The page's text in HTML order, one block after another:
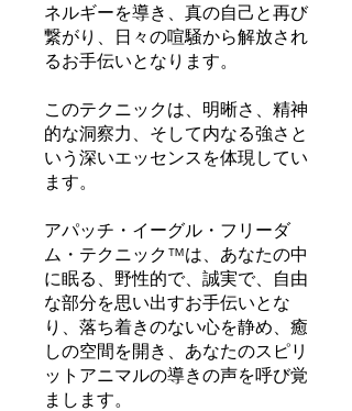
ネルギーを導き、真の自己と再び
繋がり、日々の喧騒から解放され
るお手伝いとなります。
このテクニックは、明晰さ、精神
的な洞察力、そして内なる強さと
いう深いエッセンスを体現してい
ます。
アパッチ・イーグル・フリーダ
ム・テクニック™は、あなたの中
に眠る、野性的で、誠実で、自由
な部分を思い出すお手伝いとな
り、落ち着きのない心を静め、癒
しの空間を開き、あなたのスピリ
ットアニマルの導きの声を呼び覚
まします。